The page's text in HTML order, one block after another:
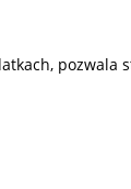
pozwala